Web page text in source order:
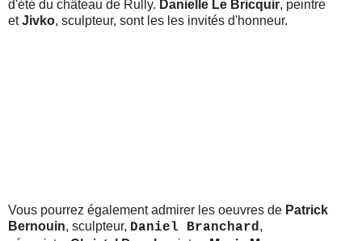
d'été du château de Rully. Danielle Le Bricquir, peintre
etJivko, sculpteur, sont les les invités d'honneur.
Vous pourrez également admirer les oeuvres de Patrick
Bernouin, sculpteur, Daniel Branchard,